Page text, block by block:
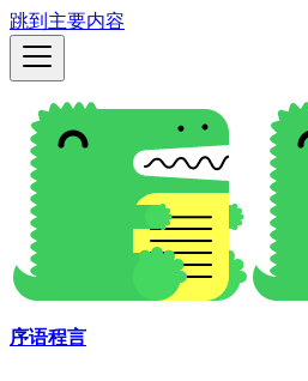
跳到主要内容
序语程言